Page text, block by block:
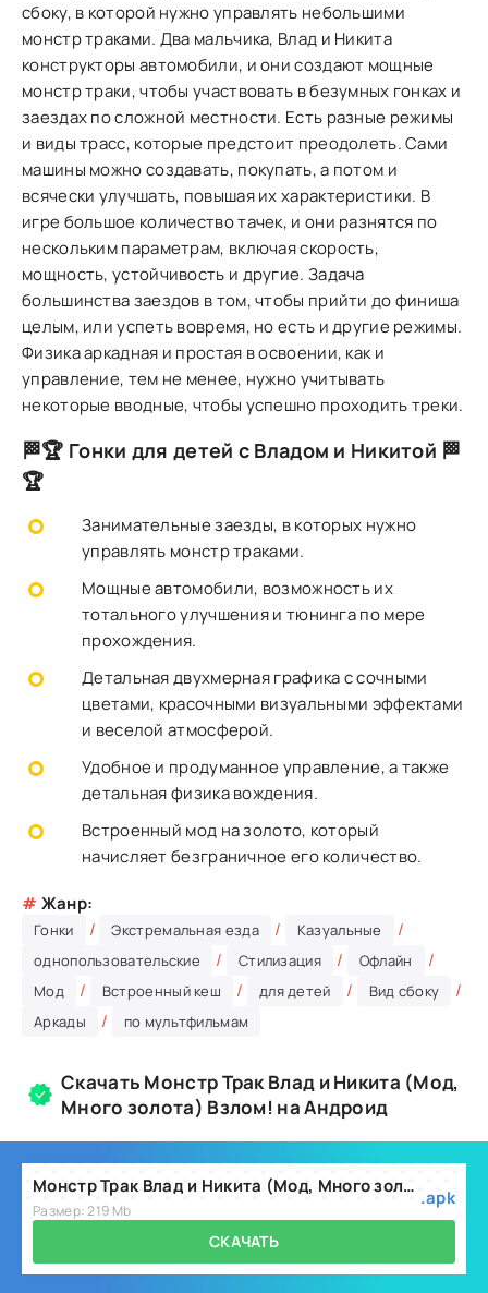
сбоку, в которой нужно управлять небольшими
монстр траками. Два мальчика, Влад и Никита
конструкторы автомобили, и они создают мощные
монстр траки, чтобы участвовать в безумных гонках и
заездах по сложной местности. Есть разные режимы
и виды трасс, которые предстоит преодолеть. Сами
машины можно создавать, покупать, а потом и
всячески улучшать, повышая их характеристики. В
игре большое количество тачек, и они разнятся по
нескольким параметрам, включая скорость,
мощность, устойчивость и другие. Задача
большинства заездов в том, чтобы прийти до финиша
целым, или успеть вовремя, но есть и другие режимы.
Физика аркадная и простая в освоении, как и
управление, тем не менее, нужно учитывать
некоторые вводные, чтобы успешно проходить треки.
🏁🏆 Гонки для детей с Владом и Никитой 🏁
🏆
Занимательные заезды, в которых нужно
управлять монстр траками.
Мощные автомобили, возможность их
тотального улучшения и тюнинга по мере
прохождения.
Детальная двухмерная графика с сочными
цветами, красочными визуальными эффектами
и веселой атмосферой.
Удобное и продуманное управление, а также
детальная физика вождения.
Встроенный мод на золото, который
начисляет безграничное его количество.
# Жанр:
Гонки / Экстремальная езда / Казуальные /
однопользовательские / Стилизация / Офлайн /
Мод / Встроенный кеш / для детей / Вид сбоку /
Аркады / по мультфильмам
Скачать Монстр Трак Влад и Никита (Мод,
Много золота) Взлом! на Андроид
Монстр Трак Влад и Никита (Мод, Много золота) v2.2.2
Размер: 219 Mb
.apk
СКАЧАТЬ